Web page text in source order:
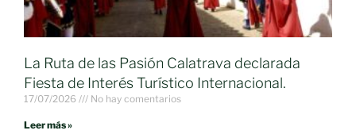
La Ruta de las Pasión Calatrava declarada
Fiesta de Interés Turístico Internacional.
17/07/2026 No hay comentarios
Leer más »